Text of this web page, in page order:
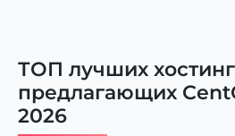
ТОП лучших
предлагающих
2026